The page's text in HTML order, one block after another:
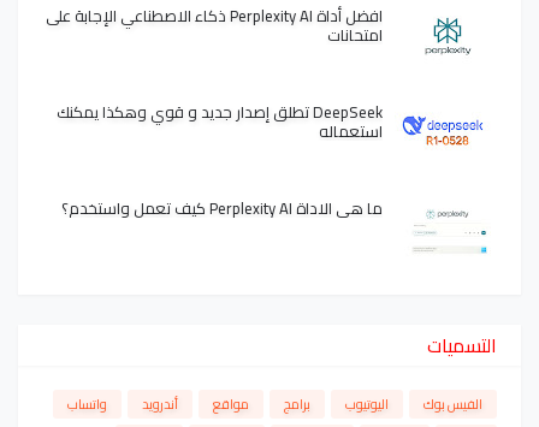
افضل أداة Perplexity AI ذكاء الاصطناعي الإجابة على
امتحانات
DeepSeek تطلق إصدار جديد و قوي وهكذا يمكنك
استعماله
ما هي الاداة Perplexity AI كيف تعمل واستخدم؟
التسميات
الفيس بوك اليوتيوب برامج مواقع أندرويد واتساب